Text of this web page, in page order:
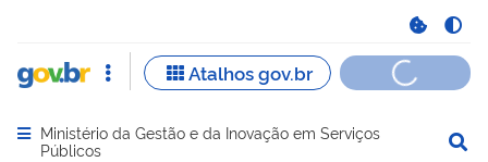
Abrir menu principal de navegação
Ministério da Gestão e da Inovação em Serviços
Públicos